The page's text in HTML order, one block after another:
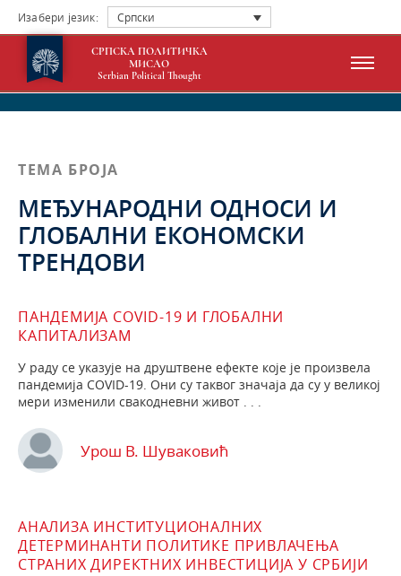
Изабери језик: Српски
СРПСКА ПОЛИТИЧКА
МИСАО
Serbian Political Thought
ТЕМА БРОЈА
МЕЂУНАРОДНИ ОДНОСИ И
ГЛОБАЛНИ ЕКОНОМСКИ
ТРЕНДОВИ
ПАНДЕМИЈА COVID-19 И ГЛОБАЛНИ
КАПИТАЛИЗАМ
У раду се указује на друштвене ефекте које је произвела
пандемија COVID-19. Они су таквог значаја да су у великој
мери изменили свакодневни живот . . .
Урош В. Шуваковић
АНАЛИЗА ИНСТИТУЦИОНАЛНИХ
ДЕТЕРМИНАНТИ ПОЛИТИКЕ ПРИВЛАЧЕЊА
СТРАНИХ ДИРЕКТНИХ ИНВЕСТИЦИЈА У СРБИЈИ